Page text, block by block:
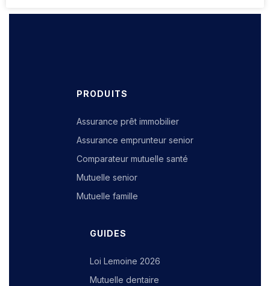
PRODUITS
Assurance prêt immobilier
Assurance emprunteur senior
Comparateur mutuelle santé
Mutuelle senior
Mutuelle famille
GUIDES
Loi Lemoine 2026
Mutuelle dentaire